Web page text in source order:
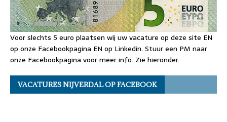
Voor slechts 5 euro plaatsen wij uw vacature op deze site EN
op onze Facebookpagina EN op Linkedin. Stuur een PM naar
onze Facebookpagina voor meer info. Zie hieronder.
VACATURES NIJVERDAL OP FACEBOOK